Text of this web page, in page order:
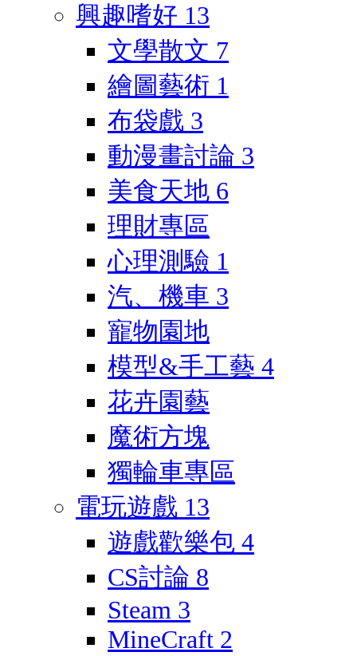
興趣嗜好 13
文學散文 7
繪圖藝術 1
布袋戲 3
動漫畫討論 3
美食天地 6
理財專區
心理測驗 1
汽、機車 3
寵物園地
模型&手工藝 4
花卉園藝
魔術方塊
獨輪車專區
電玩遊戲 13
遊戲歡樂包 4
CS討論 8
Steam 3
MineCraft 2